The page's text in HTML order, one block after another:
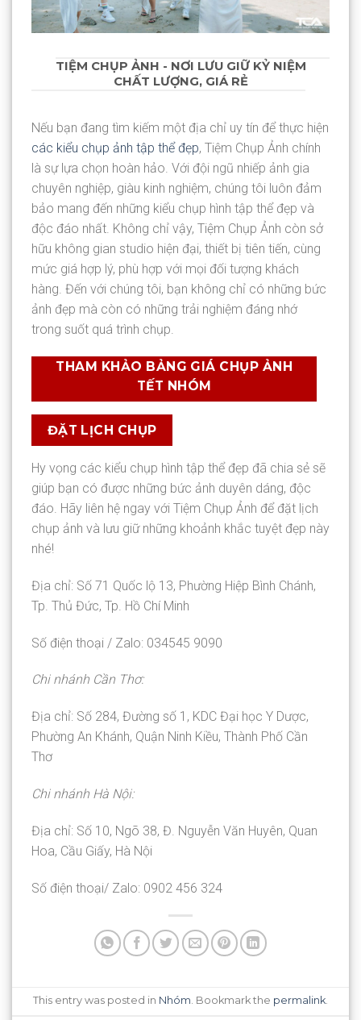
TIỆM CHỤP ẢNH - NƠI LƯU GIỮ KỶ NIỆM
CHẤT LƯỢNG, GIÁ RẺ
Nếu bạn đang tìm kiếm một địa chỉ uy tín để thực hiện
các kiểu chụp ảnh tập thể đẹp, Tiệm Chụp Ảnh chính
là sự lựa chọn hoàn hảo. Với đội ngũ nhiếp ảnh gia
chuyên nghiệp, giàu kinh nghiệm, chúng tôi luôn đảm
bảo mang đến những kiểu chụp hình tập thể đẹp và
độc đáo nhất. Không chỉ vậy, Tiệm Chụp Ảnh còn sở
hữu không gian studio hiện đại, thiết bị tiên tiến, cùng
mức giá hợp lý, phù hợp với mọi đối tượng khách
hàng. Đến với chúng tôi, bạn không chỉ có những bức
ảnh đẹp mà còn có những trải nghiệm đáng nhớ
trong suốt quá trình chụp.
THAM KHẢO BẢNG GIÁ CHỤP ẢNH
TẾT NHÓM
ĐẶT LỊCH CHỤP
Hy vọng các kiểu chụp hình tập thể đẹp đã chia sẻ sẽ
giúp bạn có được những bức ảnh duyên dáng, độc
đáo. Hãy liên hệ ngay với Tiệm Chụp Ảnh để đặt lịch
chụp ảnh và lưu giữ những khoảnh khắc tuyệt đẹp này
nhé!
Địa chỉ: Số 71 Quốc lộ 13, Phường Hiệp Bình Chánh,
Tp. Thủ Đức, Tp. Hồ Chí Minh
Số điện thoại / Zalo: 034545 9090
Chi nhánh Cần Thơ:
Địa chỉ: Số 284, Đường số 1, KDC Đại học Y Dược,
Phường An Khánh, Quận Ninh Kiều, Thành Phố Cần
Thơ
Chi nhánh Hà Nội:
Địa chỉ: Số 10, Ngõ 38, Đ. Nguyễn Văn Huyên, Quan
Hoa, Cầu Giấy, Hà Nội
Số điện thoại/ Zalo: 0902 456 324
This entry was posted in Nhóm . Bookmark the permalink